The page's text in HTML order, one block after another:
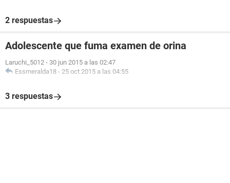
2 respuestas
Adolescente que fuma examen de orina
Laruchi_5012 - 30 jun 2015 a las 02:47
Essmeralda18 - 25 oct 2015 a las 04:55
3 respuestas